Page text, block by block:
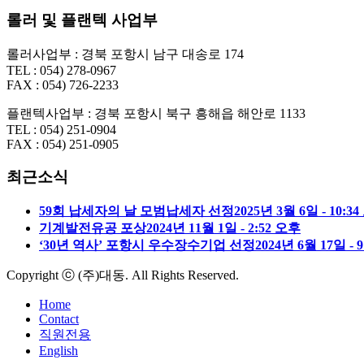
롤러 및 플랜텍 사업부
롤러사업부 : 경북 포항시 남구 대송로 174
TEL : 054) 278-0967
FAX : 054) 726-2233
플랜텍사업부 : 경북 포항시 북구 흥해읍 해안로 1133
TEL : 054) 251-0904
FAX : 054) 251-0905
최근소식
59회 납세자의 날 모범납세자 선정2025년 3월 6일 - 10:34
기계발전유공 포상2024년 11월 1일 - 2:52 오후
‘30년 역사’ 포항시 우수장수기업 선정2024년 6월 17일 -
Copyright ⓒ (주)대동. All Rights Reserved.
Home
Contact
직원전용
English